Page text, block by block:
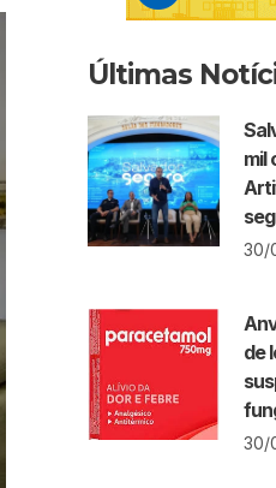
Últimas
mil
30/
de
30/